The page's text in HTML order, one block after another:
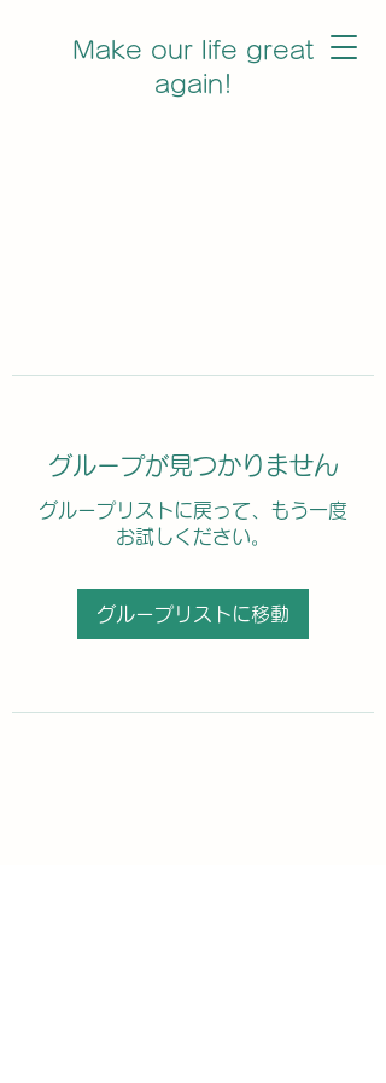
Make our life great
again!
グループが見つかりません
グループリストに戻って、もう一度
お試しください。
グループリストに移動